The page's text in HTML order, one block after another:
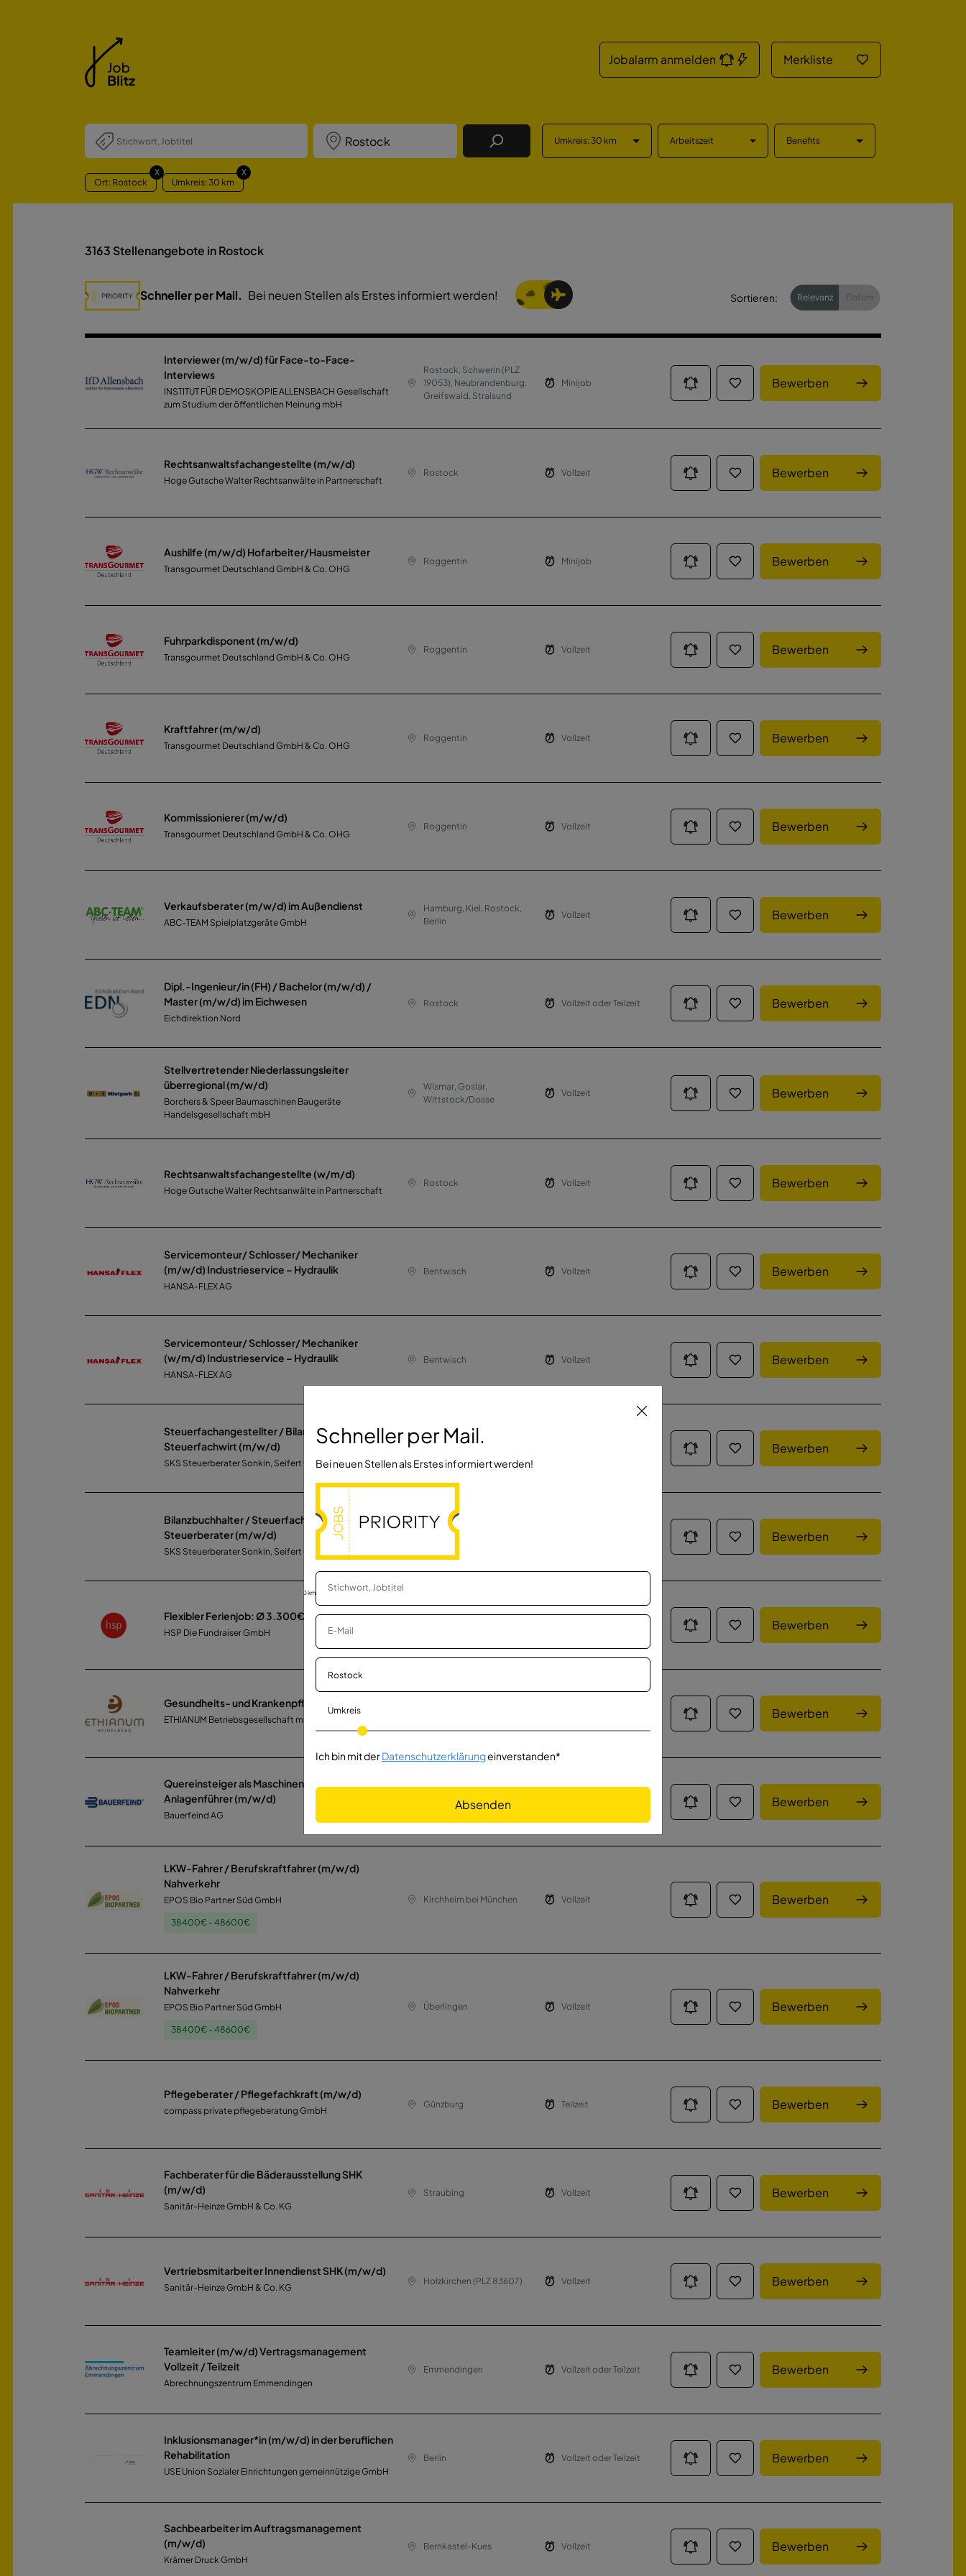
Jobalarm anmelden Merkliste
Job Finden Umkreis: 30 km Arbeitszeit Benefits
Ort: Rostock
X
Umkreis: 30 km
X
3163 Stellenangebote in Rostock
Schneller per Mail. Bei neuen Stellen als Erstes informiert werden! Sortieren: Relevanz Datum
Interviewer (m/w/d) für Face-to-Face-
Interviews
INSTITUT FÜR DEMOSKOPIE ALLENSBACH Gesellschaft
zum Studium der öffentlichen Meinung mbH
Rostock, Schwerin (PLZ
19053), Neubrandenburg,
Greifswald, Stralsund
Minijob Bewerben
Rechtsanwaltsfachangestellte (m/w/d)
Hoge Gutsche Walter Rechtsanwälte in Partnerschaft
Rostock Vollzeit Bewerben
Aushilfe (m/w/d) Hofarbeiter/Hausmeister
Transgourmet Deutschland GmbH & Co. OHG
Roggentin Minijob Bewerben
Fuhrparkdisponent (m/w/d)
Transgourmet Deutschland GmbH & Co. OHG
Roggentin Vollzeit Bewerben
Kraftfahrer (m/w/d)
Transgourmet Deutschland GmbH & Co. OHG
Roggentin Vollzeit Bewerben
Kommissionierer (m/w/d)
Transgourmet Deutschland GmbH & Co. OHG
Roggentin Vollzeit Bewerben
Verkaufsberater (m/w/d) im Außendienst
ABC-TEAM Spielplatzgeräte GmbH
Hamburg, Kiel, Rostock,
Berlin
Vollzeit Bewerben
Dipl.-Ingenieur/in (FH) / Bachelor (m/w/d) /
Master (m/w/d) im Eichwesen
Eichdirektion Nord
Rostock Vollzeit oder Teilzeit Bewerben
Stellvertretender Niederlassungsleiter
überregional (m/w/d)
Borchers & Speer Baumaschinen Baugeräte
Handelsgesellschaft mbH
Wismar, Goslar,
Wittstock/Dosse
Vollzeit Bewerben
Rechtsanwaltsfachangestellte (w/m/d)
Hoge Gutsche Walter Rechtsanwälte in Partnerschaft
Rostock Vollzeit Bewerben
Servicemonteur/ Schlosser/ Mechaniker
(m/w/d) Industrieservice – Hydraulik
HANSA-FLEX AG
Bentwisch Vollzeit Bewerben
Servicemonteur/ Schlosser/ Mechaniker
(w/m/d) Industrieservice – Hydraulik
HANSA-FLEX AG
Bentwisch Vollzeit Bewerben
Steuerfachangestellter / Bilanzbuchhalter /
Steuerfachwirt (m/w/d)
SKS Steuerberater Sonkin, Seifert und Partner mbB
Bewerben
Bilanzbuchhalter / Steuerfachwirt /
Steuerberater (m/w/d)
SKS Steuerberater Sonkin, Seifert und Partner mbB
Bewerben
Flexibler Ferienjob: Ø 3.300€ / 4 Wochen
HSP Die Fundraiser GmbH Bewerben
Gesundheits- und Krankenpfleger (m/w/d)
ETHIANUM Betriebsgesellschaft mbH & Co. KG Bewerben
Quereinsteiger als Maschinen- und
Anlagenführer (m/w/d)
Bauerfeind AG
Deutschland, Gera Bewerben
LKW-Fahrer / Berufskraftfahrer (m/w/d)
Nahverkehr
EPOS Bio Partner Süd GmbH
38400€ - 48600€
Kirchheim bei München Vollzeit Bewerben
LKW-Fahrer / Berufskraftfahrer (m/w/d)
Nahverkehr
EPOS Bio Partner Süd GmbH
38400€ - 48600€
Überlingen Vollzeit Bewerben
Pflegeberater / Pflegefachkraft (m/w/d)
compass private pflegeberatung GmbH
Günzburg Teilzeit Bewerben
Fachberater für die Bäderausstellung SHK
(m/w/d)
Sanitär-Heinze GmbH & Co. KG
Straubing Vollzeit Bewerben
Vertriebsmitarbeiter Innendienst SHK (m/w/d)
Sanitär-Heinze GmbH & Co. KG
Holzkirchen (PLZ 83607) Vollzeit Bewerben
Teamleiter (m/w/d) Vertragsmanagement
Vollzeit / Teilzeit
Abrechnungszentrum Emmendingen
Emmendingen Vollzeit oder Teilzeit Bewerben
Inklusionsmanager*in (m/w/d) in der beruflichen
Rehabilitation
USE Union Sozialer Einrichtungen gemeinnützige GmbH
Berlin Vollzeit oder Teilzeit Bewerben
Sachbearbeiter im Auftragsmanagement
(m/w/d)
Krämer Druck GmbH
Bernkastel-Kues Vollzeit Bewerben
Schneller per Mail.
Bei neuen Stellen als Erstes informiert werden!
Umkreis
30 km
Ich bin mit derDatenschutzerklärungeinverstanden*
Absenden